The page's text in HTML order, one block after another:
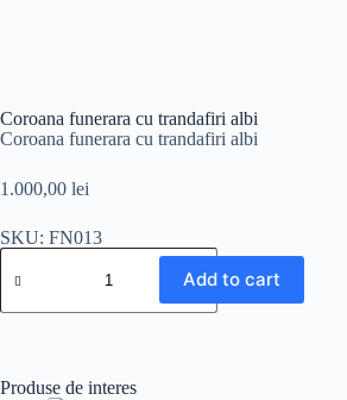
Coroana funerara cu trandafiri albi
Coroana funerara cu trandafiri albi
1.000,00 lei
SKU: FN013
Add to cart
Produse de interes